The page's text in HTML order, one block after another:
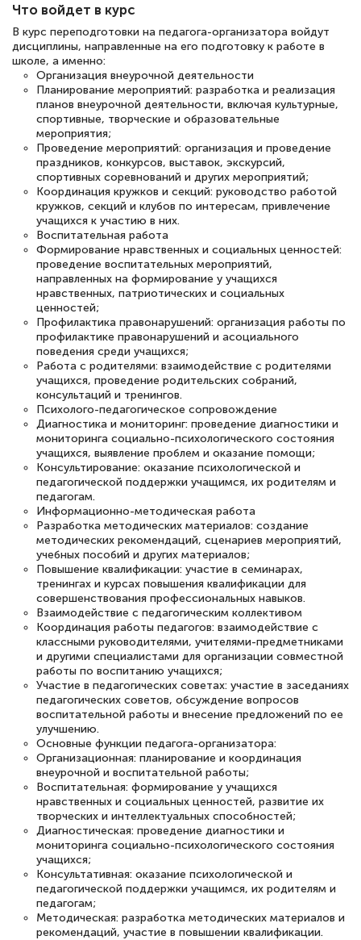
понятно! Проходила повышение
квалификации. Ещё раз - СПАСИБО!
Елена Петрикс
Знаток города 5 уровня
11 марта 2026
Всем добрый день! Я прошла курс
повышени каалификации по
специальности «Тренер-преподаватель
по тяжелой атлетике»! Хочется
подчеркуть, что при обращении
оперативно связались со мной
специалисты, ответили на все
интересующие вопросы и в течении
двух…
Светлана К
Знаток города 7 уровня
10 марта 2026
Оставила заявку на обучение онлайн, мне
быстро ответили, разъяснили все детали.
Обучение понравилось: огромное
количество тематической литературы,
пособий и учебников доступно на время
прохождения курса, удобная система
аттестации, проблем не возникло ни на
каком этапе…
Что войдет в курс
В курс переподготовки на педагога-организатора войдут
дисциплины, направленные на его подготовку к работе в
школе, а именно:
Организация внеурочной деятельности
Планирование мероприятий: разработка и реализация
планов внеурочной деятельности, включая культурные,
спортивные, творческие и образовательные
мероприятия;
Проведение мероприятий: организация и проведение
праздников, конкурсов, выставок, экскурсий,
спортивных соревнований и других мероприятий;
Координация кружков и секций: руководство работой
кружков, секций и клубов по интересам, привлечение
учащихся к участию в них.
Воспитательная работа
Формирование нравственных и социальных ценностей:
проведение воспитательных мероприятий,
направленных на формирование у учащихся
нравственных, патриотических и социальных
ценностей;
Профилактика правонарушений: организация работы по
профилактике правонарушений и асоциального
поведения среди учащихся;
Работа с родителями: взаимодействие с родителями
учащихся, проведение родительских собраний,
консультаций и тренингов.
Психолого-педагогическое сопровождение
Диагностика и мониторинг: проведение диагностики и
мониторинга социально-психологического состояния
учащихся, выявление проблем и оказание помощи;
Консультирование: оказание психологической и
педагогической поддержки учащимся, их родителям и
педагогам.
Информационно-методическая работа
Разработка методических материалов: создание
методических рекомендаций, сценариев мероприятий,
учебных пособий и других материалов;
Повышение квалификации: участие в семинарах,
тренингах и курсах повышения квалификации для
совершенствования профессиональных навыков.
Взаимодействие с педагогическим коллективом
Координация работы педагогов: взаимодействие с
классными руководителями, учителями-предметниками
и другими специалистами для организации совместной
работы по воспитанию учащихся;
Участие в педагогических советах: участие в заседаниях
педагогических советов, обсуждение вопросов
воспитательной работы и внесение предложений по ее
улучшению.
Основные функции педагога-организатора:
Организационная: планирование и координация
внеурочной и воспитательной работы;
Воспитательная: формирование у учащихся
нравственных и социальных ценностей, развитие их
творческих и интеллектуальных способностей;
Диагностическая: проведение диагностики и
мониторинга социально-психологического состояния
учащихся;
Консультативная: оказание психологической и
педагогической поддержки учащимся, их родителям и
педагогам;
Методическая: разработка методических материалов и
рекомендаций, участие в повышении квалификации.